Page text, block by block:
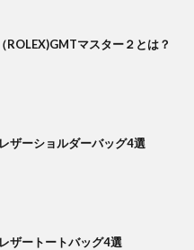
ROLEX)GMTマスター２とは？
ザーショルダーバッグ4選
ザートートバッグ4選